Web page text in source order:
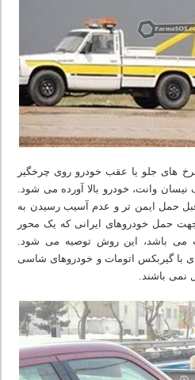
های جلو یا عقب خودرو روی چرخگیر
وانت، خودرو بالا آورده می شود.
حمل ایمن تر و عدم آسیب رسیدن به
حمل خودروهای ایرانی که یک محور
می باشد، این روش توصیه می شود.
با گیربکس اتومات و خودروهای شاسی
نمی باشند.